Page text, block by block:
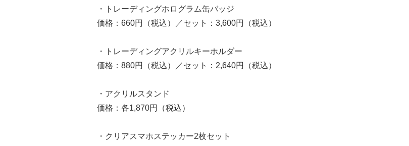
・トレーディングホログラム缶バッジ
価格：660円（税込）／セット：3,600円（税込）
・トレーディングアクリルキーホルダー
価格：880円（税込）／セット：2,640円（税込）
・アクリルスタンド
価格：各1,870円（税込）
・クリアスマホステッカー2枚セット